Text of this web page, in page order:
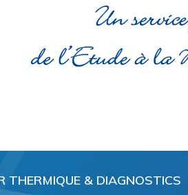
THERMIQUE & DIAGNOSTICS